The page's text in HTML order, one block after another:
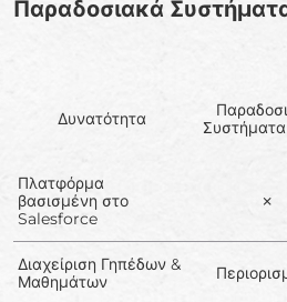
Παραδοσιακά
Δυνατότητα
Συστήματα
Πλατφόρμα
βασισμένη στο
Salesforce
✗
Διαχείριση Γηπέδων &
Μαθημάτων